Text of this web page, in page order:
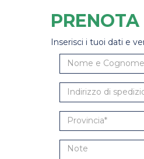
Inserisci i tuoi dati e